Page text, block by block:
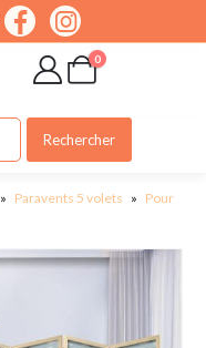
0
Rechercher
» Paravents 5 volets » Pour